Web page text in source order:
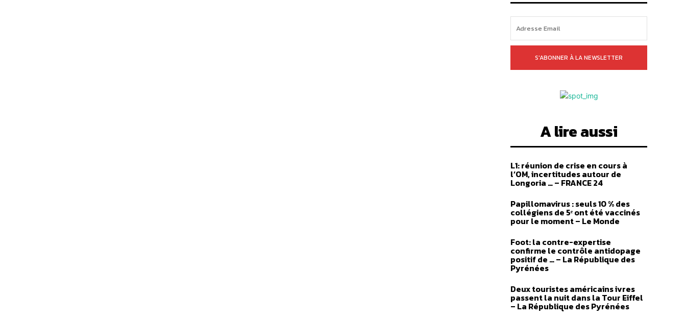
S'ABONNER À LA NEWSLETTER
A lire aussi
L1: réunion de crise en cours à
l’OM, incertitudes autour de
Longoria … – FRANCE 24
Papillomavirus : seuls 10 % des
collégiens de 5ᵉ ont été vaccinés
pour le moment – Le Monde
Foot: la contre-expertise
confirme le contrôle antidopage
positif de … – La République des
Pyrénées
Deux touristes américains ivres
passent la nuit dans la Tour Eiffel
– La République des Pyrénées